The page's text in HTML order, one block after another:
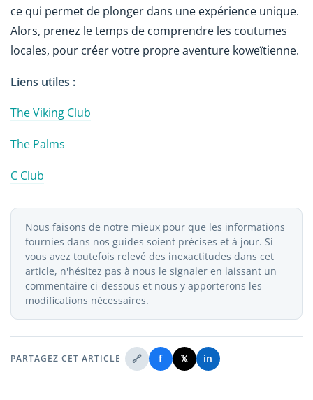
ce qui permet de plonger dans une expérience unique.
Alors, prenez le temps de comprendre les coutumes
locales, pour créer votre propre aventure koweïtienne.
Liens utiles :
The Viking Club
The Palms
C Club
Nous faisons de notre mieux pour que les informations
fournies dans nos guides soient précises et à jour. Si
vous avez toutefois relevé des inexactitudes dans cet
article, n'hésitez pas à nous le signaler en laissant un
commentaire ci-dessous et nous y apporterons les
modifications nécessaires.
PARTAGEZ CET ARTICLE 🔗 f 𝕏 in